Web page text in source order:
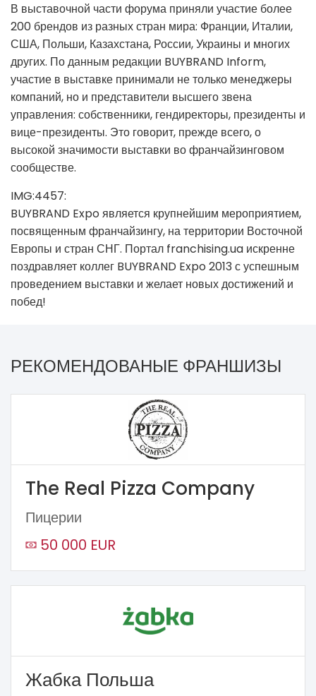
В выставочной части форума приняли участие более
200 брендов из разных стран мира: Франции, Италии,
США, Польши, Казахстана, России, Украины и многих
других. По данным редакции BUYBRAND Inform,
участие в выставке принимали не только менеджеры
компаний, но и представители высшего звена
управления: собственники, гендиректоры, президенты и
вице-президенты. Это говорит, прежде всего, о
высокой значимости выставки во франчайзинговом
сообществе.
IMG:4457:
BUYBRAND Expo является крупнейшим мероприятием,
посвященным франчайзингу, на территории Восточной
Европы и стран СНГ. Портал franchising.ua искренне
поздравляет коллег BUYBRAND Expo 2013 с успешным
проведением выставки и желает новых достижений и
побед!
РЕКОМЕНДОВАНЫЕ ФРАНШИЗЫ
The Real Pizza Company
Пицерии
50 000 EUR
Жабка Польша